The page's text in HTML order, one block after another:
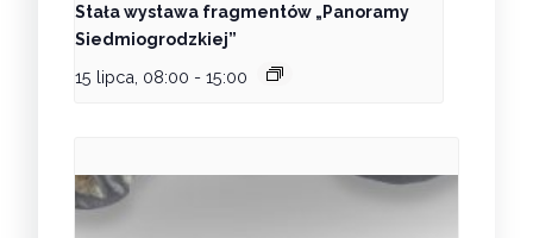
Stała wystawa fragmentów „Panoramy
Siedmiogrodzkiej”
15 lipca, 08:00 - 15:00